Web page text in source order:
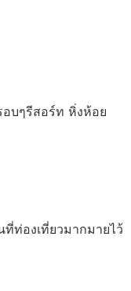
บๆรีสอร์ท หิ่งห้อย
ท่องเที่ยวมากมายไว้